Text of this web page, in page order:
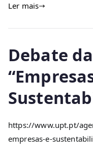
Ler mais
Debate
https://www.upt.pt/
empresas-e-